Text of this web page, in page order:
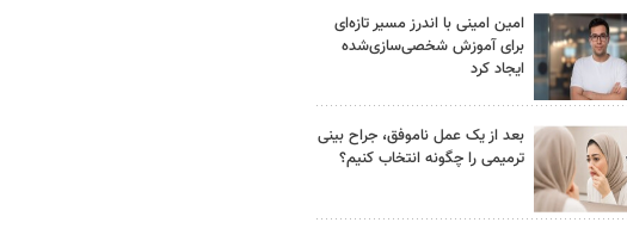
امین امینی با اندرز مسیر تازه‌ای
برای آموزش شخصی‌سازی‌شده
ایجاد کرد
بعد از یک عمل ناموفق، جراح بینی
ترمیمی را چگونه انتخاب کنیم؟